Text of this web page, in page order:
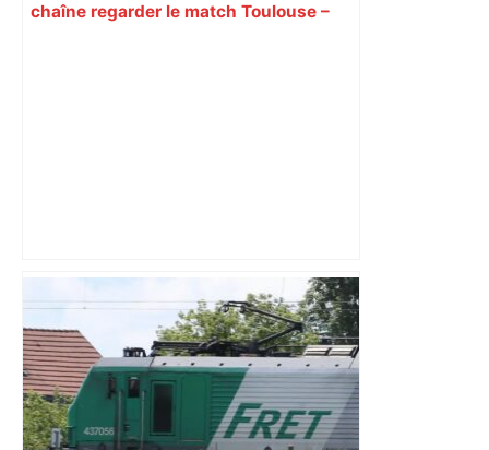
chaîne regarder le match Toulouse –
« Rien d'inquiétant » pour Guillaume
Restes, le gardien de Toulouse, après
sa sortie à Metz – L'Équipe